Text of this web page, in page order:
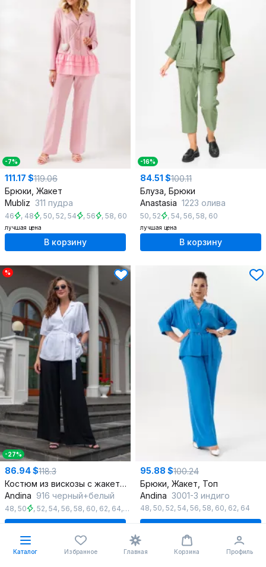
-7%
111.17 $119.06
Брюки, Жакет
Mubliz 311 пудра
46 , 48 , 50, 52, 54 , 56 , 58, 60
лучшая цена
В корзину
-16%
84.51 $100.11
Блуза, Брюки
Anastasia 1223 олива
50, 52 , 54, 56, 58, 60
лучшая цена
В корзину
%
-27%
86.94 $118.3
Костюм из вискозы с жакетом-кимано и свободными брюками
Andina 916 черный+белый
48, 50 , 52, 54, 56, 58, 60, 62, 64, 66
95.88 $100.24
Брюки, Жакет, Топ
Andina 3001-3 индиго
48, 50, 52, 54, 56, 58, 60, 62, 64
Каталог Избранное Главная Корзина Профиль